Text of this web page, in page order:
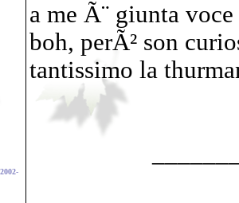
a me Ã¨ giunta
boh, perÃ² son
tantissimo la